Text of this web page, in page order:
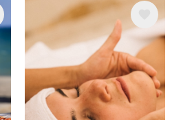
Afbeelding